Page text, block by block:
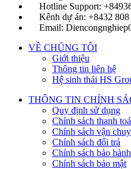
Hotline Support:
Kênh dự án: +8432 808
Email:
VỀ CHÚNG TÔI
Giới thiệu
Thông tin liên hệ
Hệ sinh thái HS
THÔNG TIN CHÍNH
Quy định sử dụng
Chính sách thanh
Chính sách vận
Chính sách đổi trả
Chính sách bảo hành
Chính sách bảo mật